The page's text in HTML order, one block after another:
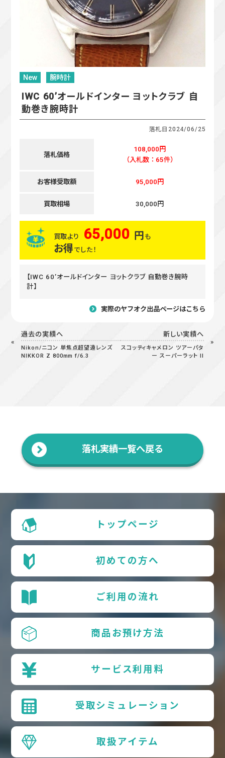
New 腕時計
IWC 60’オールドインター ヨットクラブ 自
動巻き腕時計
落札日 2024/06/25
落札価格
108,000円
（入札数：65件）
お客様受取額 95,000円
買取相場 30,000円
買取より 65,000 円 も
お得 でした！
【IWC 60’オールドインター ヨットクラブ 自動巻き腕時
計】
実際のヤフオク出品ページはこちら
過去の実績へ
Nikon/ニコン 単焦点超望遠レンズ
NIKKOR Z 800mm f/6.3
新しい実績へ
スコッティキャメロン ツアーパタ
ー スーパーラット II
落札実績一覧へ戻る
トップページ
初めての方へ
ご利用の流れ
商品お預け方法
サービス利用料
受取シミュレーション
取扱アイテム